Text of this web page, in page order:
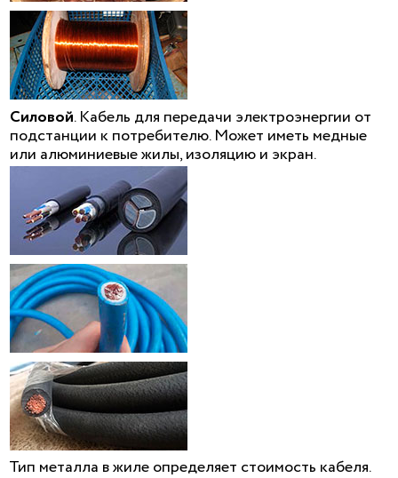
Силовой. Кабель для передачи электроэнергии от
подстанции к потребителю. Может иметь медные
или алюминиевые жилы, изоляцию и экран.
Тип металла в жиле определяет стоимость кабеля.